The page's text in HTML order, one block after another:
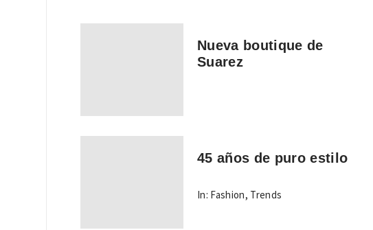
Nueva boutique de
Suarez
45 años de puro estilo
In: Fashion, Trends